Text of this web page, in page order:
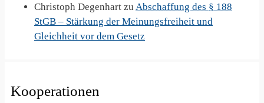
Christoph Degenhart zu Abschaffung des § 188
StGB – Stärkung der Meinungsfreiheit und
Gleichheit vor dem Gesetz
Kooperationen